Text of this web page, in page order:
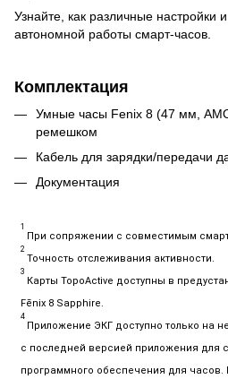
Узнайте, как различные настройки
автономной работы смарт-часов.
Комплектация
Умные часы Fenix 8 (47 мм,
ремешком
Кабель для зарядки/передачи
Документация
1
При сопряжении с совместимым
2
Точность отслеживания активности.
3
Карты TopoActive доступны в
Fēnix 8 Sapphire.
4
Приложение ЭКГ доступно только на
с последней версией приложения для
программного обеспечения для